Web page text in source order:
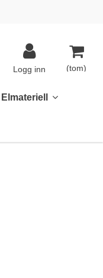
(tom)
Logg inn
Elmateriell